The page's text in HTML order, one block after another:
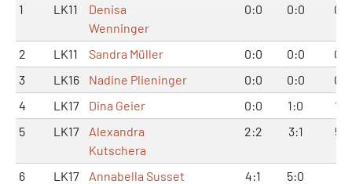
1
LK11
Denisa
Wenninger
0:0 0:0 0:0
2 LK11 Sandra Müller 0:0 0:0
0:0
3
LK16 Nadine Plieninger 0:0 0:0
0:0
4
LK17 Dina Geier 0:0 1:0
1:0
5
LK17
Alexandra
Kutschera
2:2 3:1 5:3
6 LK17 Annabella Susset 4:1 5:0